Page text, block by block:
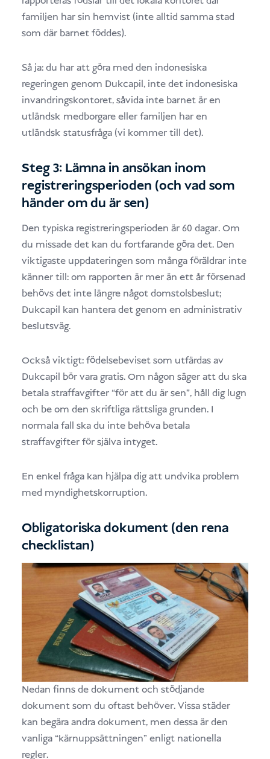
familjen har sin hemvist (inte alltid samma stad
som där barnet föddes).
Så ja: du har att göra med den indonesiska
regeringen genom Dukcapil, inte det indonesiska
invandringskontoret, såvida inte barnet är en
utländsk medborgare eller familjen har en
utländsk statusfråga (vi kommer till det).
Steg 3: Lämna in ansökan inom
registreringsperioden (och vad som
händer om du är sen)
Den typiska registreringsperioden är 60 dagar. Om
du missade det kan du fortfarande göra det. Den
viktigaste uppdateringen som många föräldrar inte
känner till: om rapporten är mer än ett år försenad
behövs det inte längre något domstolsbeslut;
Dukcapil kan hantera det genom en administrativ
beslutsväg.
Också viktigt: födelsebeviset som utfärdas av
Dukcapil bör vara gratis. Om någon säger att du ska
betala straffavgifter “för att du är sen”, håll dig lugn
och be om den skriftliga rättsliga grunden. I
normala fall ska du inte behöva betala
straffavgifter för själva intyget.
En enkel fråga kan hjälpa dig att undvika problem
med myndighetskorruption.
Obligatoriska dokument (den rena
checklistan)
Nedan finns de dokument och stödjande
dokument som du oftast behöver. Vissa städer
kan begära andra dokument, men dessa är den
vanliga “kärnuppsättningen” enligt nationella
regler.